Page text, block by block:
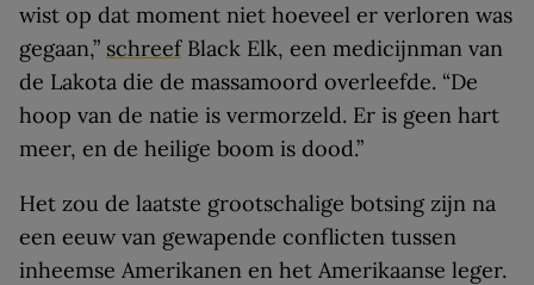
wist op dat moment niet hoeveel er verloren was
gegaan,” schreefBlack Elk, een medicijnman van
de Lakota die de massamoord overleefde. “De
hoop van de natie is vermorzeld. Er is geen hart
meer, en de heilige boom is dood.”
Het zou de laatste grootschalige botsing zijn na
een eeuw van gewapende conflicten tussen
inheemse Amerikanen en het Amerikaanse leger.